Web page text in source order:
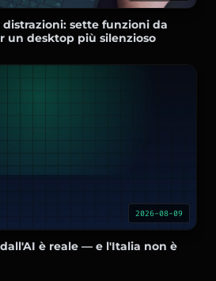
distrazioni: sette funzioni da
un desktop più silenzioso
2026-08-09
è reale — e l'Italia non è